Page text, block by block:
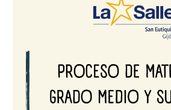
MEDIO
SUPERIOR
2026-
2027